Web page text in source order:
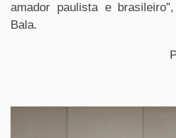
amador paulista e
Bala.